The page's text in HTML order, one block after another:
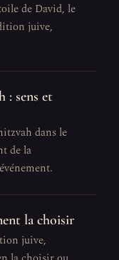
de David, le
juive,
: sens et
dans le
de la
la choisir
juive,